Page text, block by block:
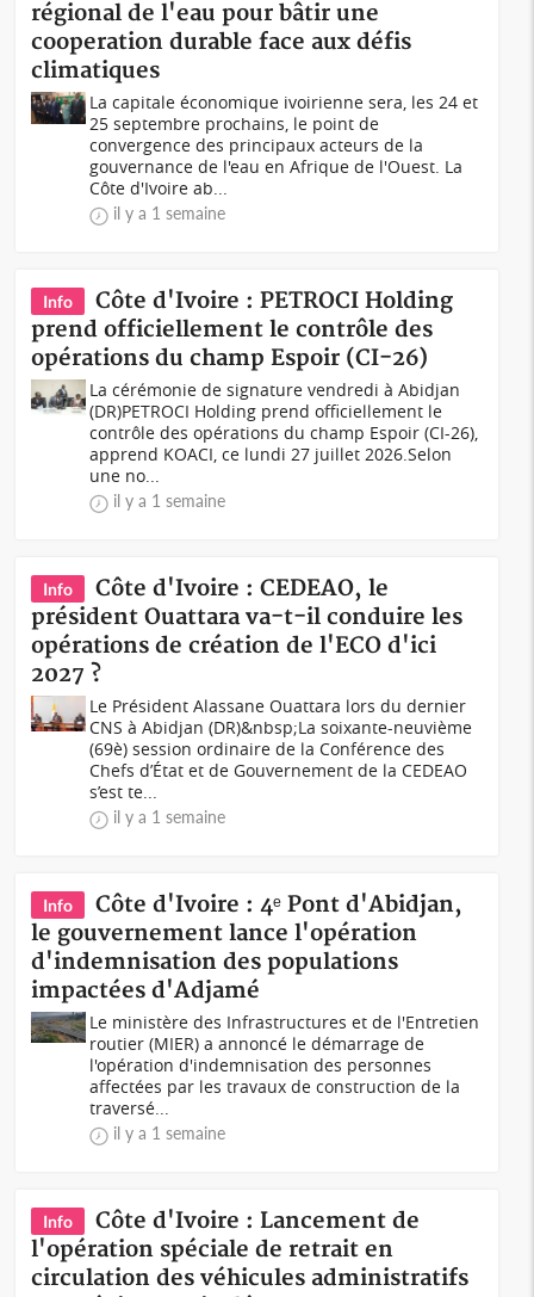
régional de l'eau pour bâtir une
cooperation durable face aux défis
climatiques
La capitale économique ivoirienne sera, les 24 et
25 septembre prochains, le point de
convergence des principaux acteurs de la
gouvernance de l'eau en Afrique de l'Ouest. La
Côte d'Ivoire ab...
il y a 1 semaine
Info
Côte d'Ivoire : PETROCI Holding
prend officiellement le contrôle des
opérations du champ Espoir (CI-26)
La cérémonie de signature vendredi à Abidjan
(DR)PETROCI Holding prend officiellement le
contrôle des opérations du champ Espoir (CI-26),
apprend KOACI, ce lundi 27 juillet 2026.Selon
une no...
il y a 1 semaine
Info
Côte d'Ivoire : CEDEAO, le
président Ouattara va-t-il conduire les
opérations de création de l'ECO d'ici
2027 ?
Le Président Alassane Ouattara lors du dernier
CNS à Abidjan (DR)&nbsp;La soixante-neuvième
(69è) session ordinaire de la Conférence des
Chefs d’État et de Gouvernement de la CEDEAO
s’est te...
il y a 1 semaine
Info
Côte d'Ivoire : 4ᵉ Pont d'Abidjan,
le gouvernement lance l'opération
d'indemnisation des populations
impactées d'Adjamé
Le ministère des Infrastructures et de l'Entretien
routier (MIER) a annoncé le démarrage de
l'opération d'indemnisation des personnes
affectées par les travaux de construction de la
traversé...
il y a 1 semaine
Info
Côte d'Ivoire : Lancement de
l'opération spéciale de retrait en
circulation des véhicules administratifs